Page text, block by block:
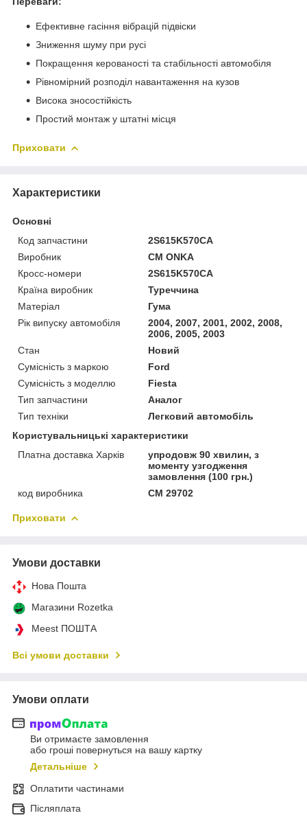
Ефективне гасіння вібрацій підвіски
Зниження шуму при русі
Покращення керованості та стабільності автомобіля
Рівномірний розподіл навантаження на кузов
Висока зносостійкість
Простий монтаж у штатні місця
Приховати
Характеристики
Основні
Код запчастини
2S615K570CA
Виробник
CM ONKA
Кросс-номери
2S615K570CA
Країна виробник
Туреччина
Матеріал
Гума
Рік випуску автомобіля
2004, 2007, 2001, 2002, 2008,
2006, 2005, 2003
Стан
Новий
Сумісність з маркою
Ford
Сумісність з моделлю
Fiesta
Тип запчастини
Аналог
Тип техніки
Легковий автомобіль
Користувальницькі характеристики
Платна доставка Харків
упродовж 90 хвилин, з
моменту узгодження
замовлення (100 грн.)
код виробника
CM 29702
Приховати
Умови доставки
Нова Пошта
Магазини Rozetka
Meest ПОШТА
Всі умови доставки
Умови оплати
Ви отримаєте замовлення
або гроші повернуться на вашу картку
Детальніше
Оплатити частинами
Післяплата